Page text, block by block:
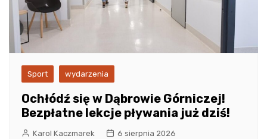
Sport wydarzenia
Ochłódź się w Dąbrowie Górniczej!
Bezpłatne lekcje pływania już dziś!
Karol Kaczmarek 6 sierpnia 2026